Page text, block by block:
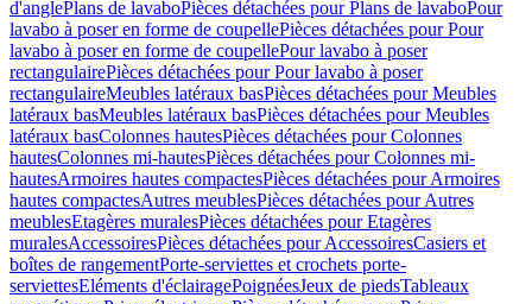
d'anglePlans de lavaboPièces détachées pour Plans de lavaboPour
lavabo à poser en forme de coupellePièces détachées pour Pour
lavabo à poser en forme de coupellePour lavabo à poser
rectangulairePièces détachées pour Pour lavabo à poser
rectangulaireMeubles latéraux basPièces détachées pour Meubles
latéraux basMeubles latéraux basPièces détachées pour Meubles
latéraux basColonnes hautesPièces détachées pour Colonnes
hautesColonnes mi-hautesPièces détachées pour Colonnes mi-
hautesArmoires hautes compactesPièces détachées pour Armoires
hautes compactesAutres meublesPièces détachées pour Autres
meublesEtagères muralesPièces détachées pour Etagères
muralesAccessoiresPièces détachées pour AccessoiresCasiers et
boîtes de rangementPorte-serviettes et crochets porte-
serviettesEléments d'éclairagePoignéesJeux de piedsTableaux